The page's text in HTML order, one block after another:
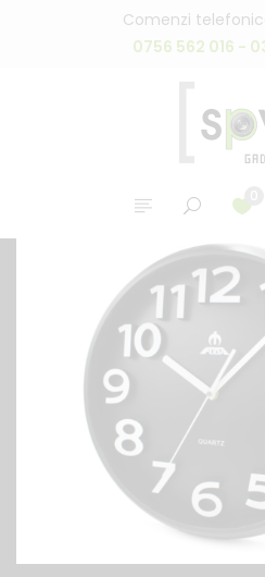
Comenzi
0756 562 016 -